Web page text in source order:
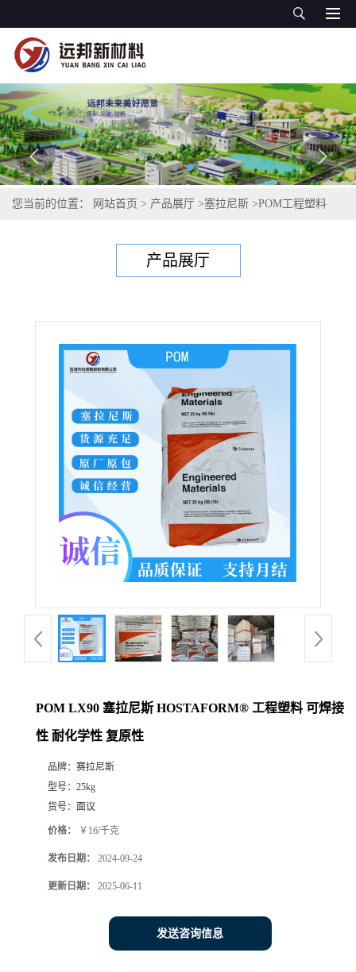
您当前的位置： 网站首页 > 产品展厅 >塞拉尼斯 >POM工程塑料
产品展厅
POM LX90 塞拉尼斯 HOSTAFORM® 工程塑料 可焊接
性 耐化学性 复原性
品牌： 赛拉尼斯
型号： 25kg
货号： 面议
价格： ￥16/千克
发布日期： 2024-09-24
更新日期： 2025-06-11
发送咨询信息